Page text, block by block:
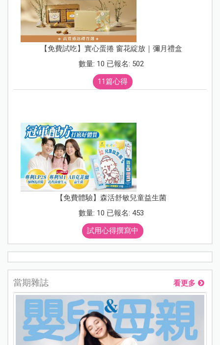
【免費試吃】實心蛋捲 窗花綻放｜彌月禮盒
數量: 10 已報名: 502
11篇心得
【免費體驗】森活舒敏兒童益生菌
數量: 10 已報名: 453
試用心得撰寫中
當期雜誌 看更多